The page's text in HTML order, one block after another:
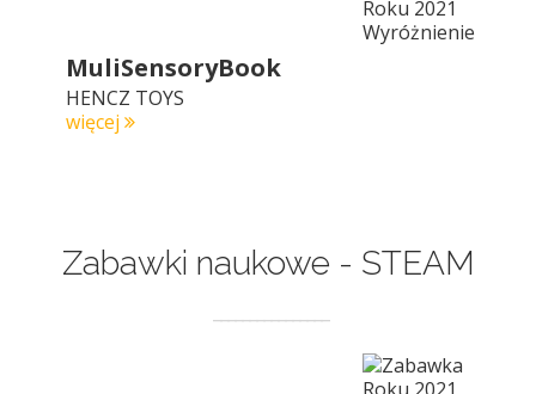
MuliSensoryBook
HENCZ TOYS
więcej
Zabawki naukowe - STEAM